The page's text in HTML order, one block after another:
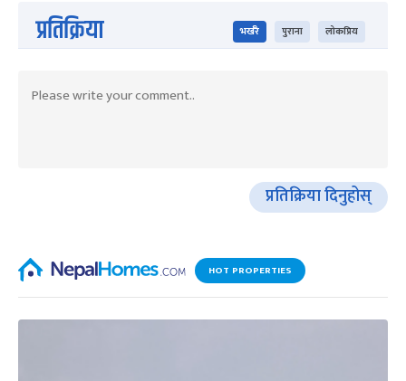
प्रतिक्रिया भर्खरै पुराना लोकप्रिय
प्रतिक्रिया दिनुहोस्
HOT PROPERTIES